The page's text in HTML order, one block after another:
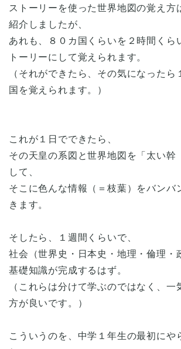
ストーリーを使った世界地図の覚え方
紹介しましたが、
あれも、８０カ国くらいを２時間くら
トーリーにして覚えられます。
（それができたら、その気になったら
国を覚えられます。）
これが１日でできたら、
その天皇の系図と世界地図を「太い幹
して、
そこに色んな情報（＝枝葉）をバンバ
きます。
そしたら、１週間くらいで、
社会（世界史・日本史・地理・倫理・
基礎知識が完成するはず。
（これらは分けて学ぶのではなく、一
方が良いです。）
こういうのを、中学１年生の最初にや